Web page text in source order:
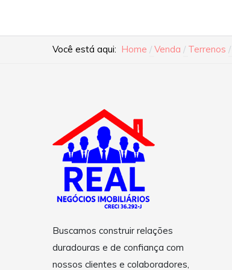
Você está aqui: Home Venda Terrenos
Buscamos construir relações
duradouras e de confiança com
nossos clientes e colaboradores,